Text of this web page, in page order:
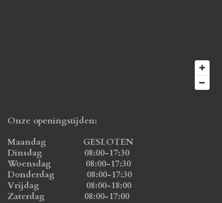
Onze openingstijden:
Maandag GESLOTEN
Dinsdag 08:00-17:30
Woensdag 08:00-17:30
Donderdag 08:00-17:30
Vrijdag 08:00-18:00
Zaterdag 08:00-17:00